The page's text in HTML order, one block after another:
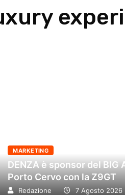
MARKETING
DENZA è sponsor del BIG
Porto Cervo con la Z9GT
Redazione 7 Agosto 2026